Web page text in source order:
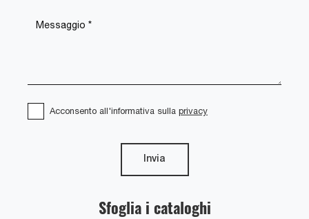
Sfoglia i cataloghi
Acconsento all'informativa sulla privacy
Invia